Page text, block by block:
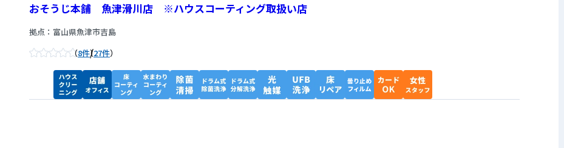
おそうじ本舗 魚津滑川店 ※ハウスコーティング取扱い店
拠点：富山県魚津市吉島
8件/27件